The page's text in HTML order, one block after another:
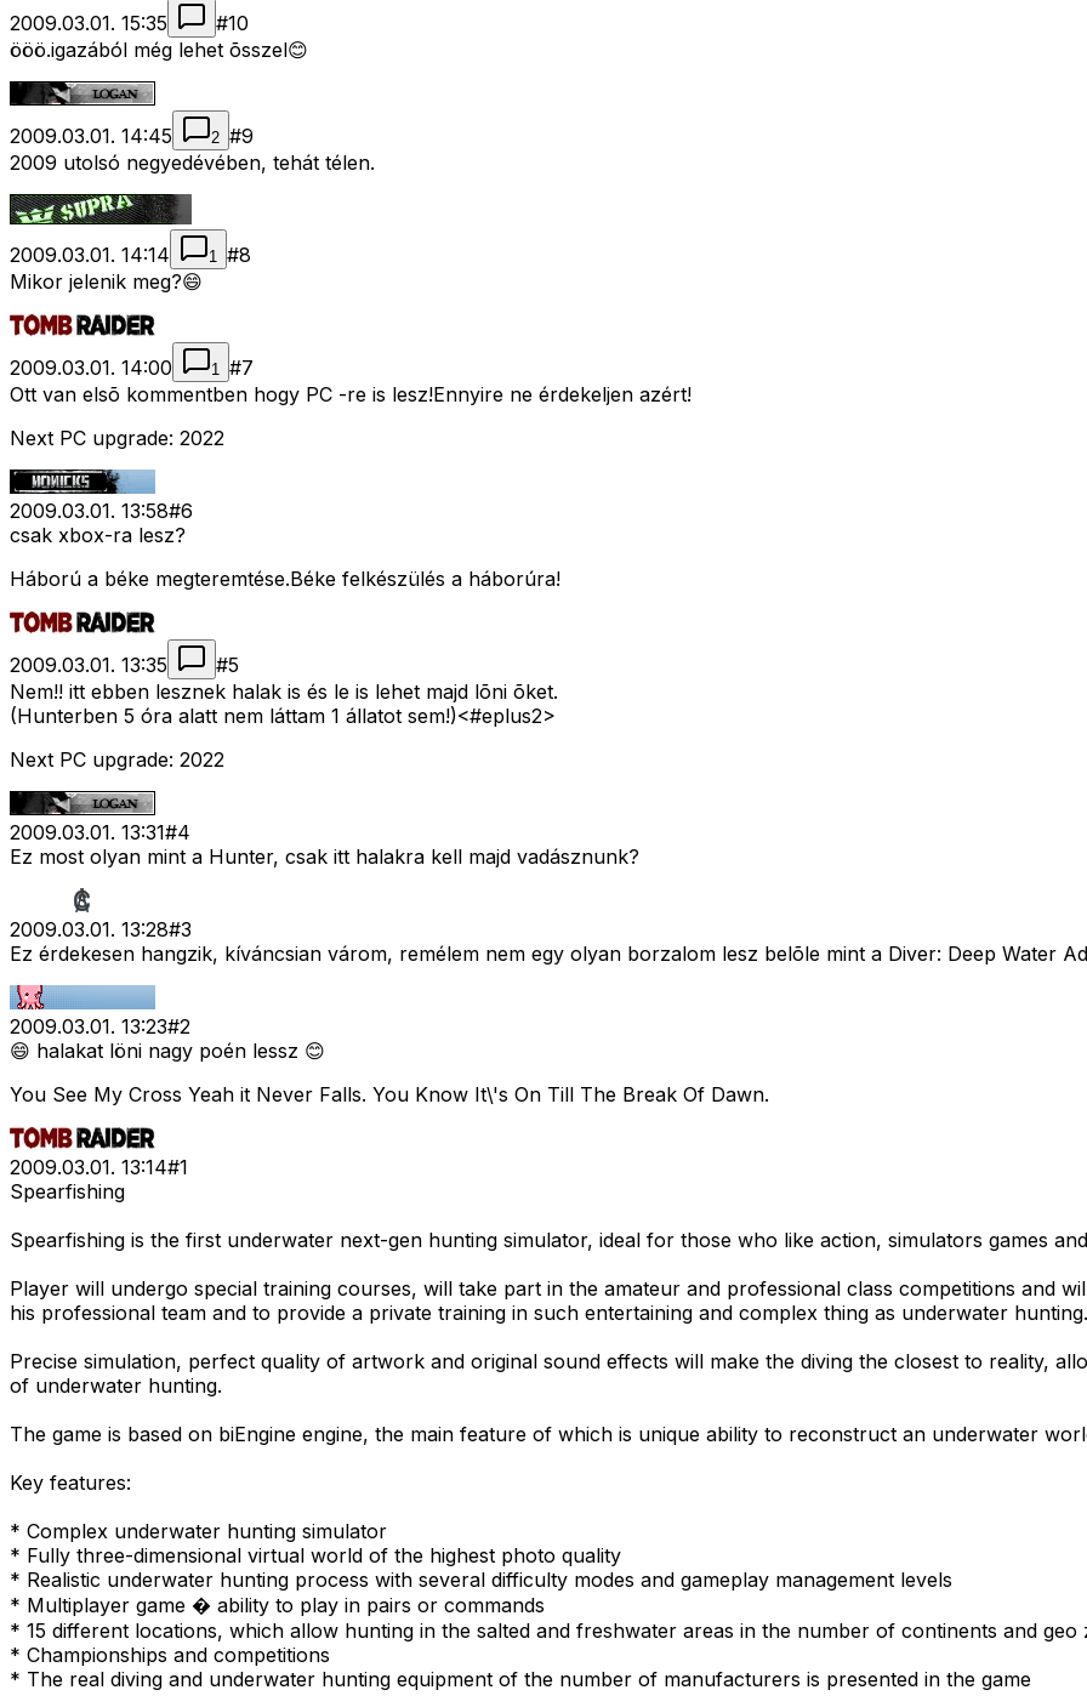
2009.03.01. 15:35
#10
ööö.igazából még lehet õsszel😊
2009.03.01. 14:45 2 #9
2009 utolsó negyedévében, tehát télen.
2009.03.01. 14:14 1 #8
Mikor jelenik meg?😄
2009.03.01. 14:00 1 #7
Ott van elsõ kommentben hogy PC -re is lesz!Ennyire ne érdekeljen azért!
Next PC upgrade: 2022
2009.03.01. 13:58#6
csak xbox-ra lesz?
Háború a béke megteremtése.Béke felkészülés a háborúra!
2009.03.01. 13:35 #5
Nem!! itt ebben lesznek halak is és le is lehet majd lõni õket.
(Hunterben 5 óra alatt nem láttam 1 állatot sem!)<#eplus2>
Next PC upgrade: 2022
2009.03.01. 13:31#4
Ez most olyan mint a Hunter, csak itt halakra kell majd vadásznunk?
2009.03.01. 13:28#3
Ez érdekesen hangzik, kíváncsian várom, remélem nem egy olyan borzalom lesz belõle mint a Diver: Deep Water
2009.03.01. 13:23#2
😄 halakat löni nagy poén lessz 😊
You See My Cross Yeah it Never Falls. You Know It\'s On Till The Break Of Dawn.
2009.03.01. 13:14#1
Spearfishing
Spearfishing is the first underwater next-gen hunting simulator, ideal for those who like action, simulators games
Player will undergo special training courses, will take part in the amateur and professional class competitions and
his professional team and to provide a private training in such entertaining and complex thing as underwater hunting.
Precise simulation, perfect quality of artwork and original sound effects will make the diving the closest to reality,
of underwater hunting.
The game is based on biEngine engine, the main feature of which is unique ability to reconstruct an underwater
Key features:
* Complex underwater hunting simulator
* Fully three-dimensional virtual world of the highest photo quality
* Realistic underwater hunting process with several difficulty modes and gameplay management levels
* Multiplayer game � ability to play in pairs or commands
* 15 different locations, which allow hunting in the salted and freshwater areas in the number of continents and geo
* Championships and competitions
* The real diving and underwater hunting equipment of the number of manufacturers is presented in the game